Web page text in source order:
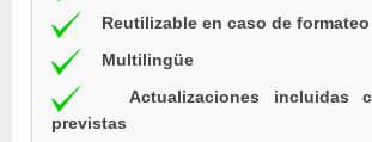
Reutilizable en caso de formateo
Multilingüe
Actualizaciones incluidas
previstas